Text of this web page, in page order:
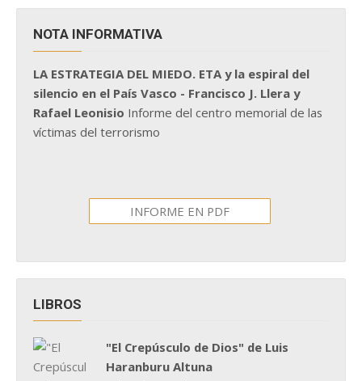
NOTA INFORMATIVA
LA ESTRATEGIA DEL MIEDO. ETA y la espiral del
silencio en el País Vasco - Francisco J. Llera y
Rafael Leonisio Informe del centro memorial de las
víctimas del terrorismo
INFORME EN PDF
LIBROS
"El Crepúsculo de Dios" de Luis
Haranburu Altuna